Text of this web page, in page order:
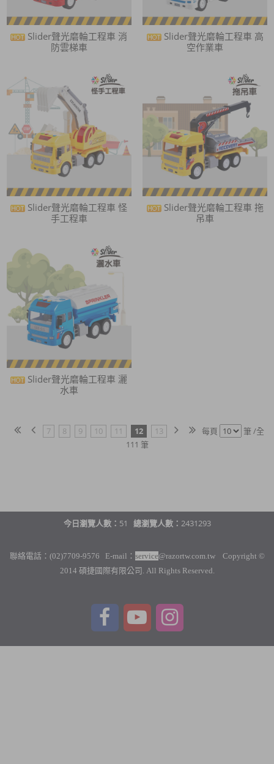
Slider聲光磨輪工程車 消
防雲梯車
Slider聲光磨輪工程車 高
空作業車
Slider聲光磨輪工程車 怪
手工程車
Slider聲光磨輪工程車 拖
吊車
Slider聲光磨輪工程車 灑
水車
7 8 9 10 11 12 13 每頁
筆 /全
111 筆
今日瀏覽人數： 51 總瀏覽人數： 2431293
聯絡電話：(02)7709-9576 E-mail： service@razortw.com.tw Copyright ©
2014 碩捷國際有限公司. All Rights Reserved.